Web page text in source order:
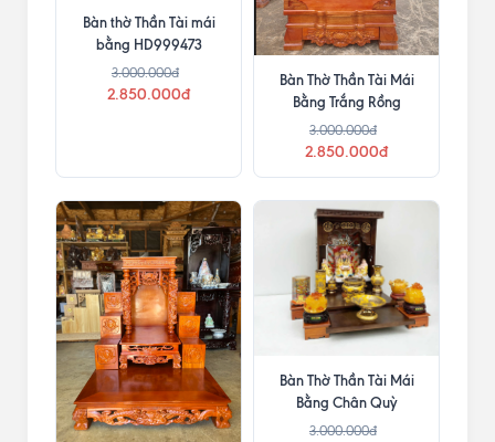
Bàn thờ Thần Tài mái
bằng HD999473
3.000.000đ
2.850.000đ
Bàn Thờ Thần Tài Mái
Bằng Trắng Rồng
3.000.000đ
2.850.000đ
Bàn Thờ Thần Tài Mái
Bằng Chân Quỳ
3.000.000đ